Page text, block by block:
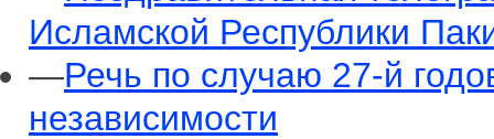
Исламской Республики
—Речь по случаю 27-й
независимости